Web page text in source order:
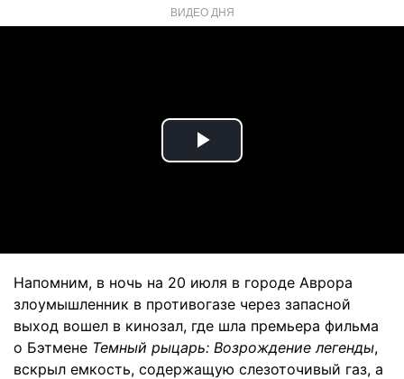
ВИДЕО ДНЯ
Play
Напомним, в ночь на 20 июля в городе Аврора
злоумышленник в противогазе через запасной
выход вошел в кинозал, где шла премьера фильма
о Бэтмене Темный рыцарь: Возрождение легенды,
вскрыл емкость, содержащую слезоточивый газ, а